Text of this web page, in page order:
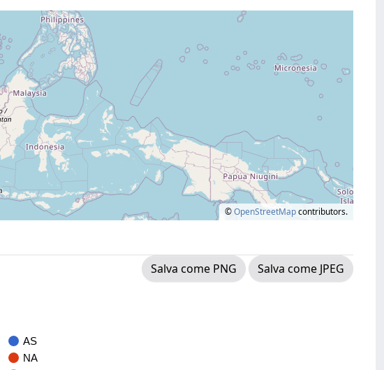
©OpenStreetMapcontributors.
Salva come PNG
Salva come JPEG
AS
NA